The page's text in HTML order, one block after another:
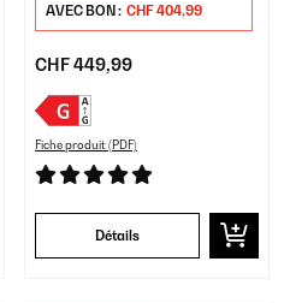
AVEC BON : CHF 404,99
CHF 449,99
Fiche produit (PDF)
Détails